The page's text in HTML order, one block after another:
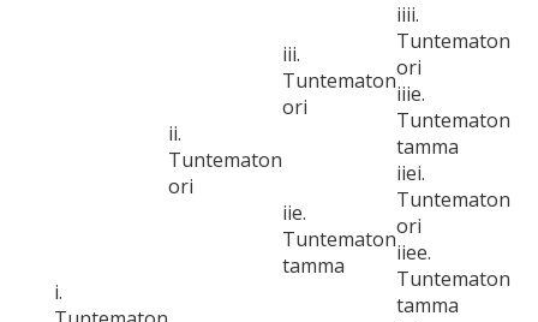
i.
ii.
Tuntematon
ori
iii.
Tuntematon
ori
iiii.
Tuntematon
ori
iiie.
Tuntematon
tamma
iie.
Tuntematon
tamma
iiei.
Tuntematon
ori
iiee.
Tuntematon
tamma